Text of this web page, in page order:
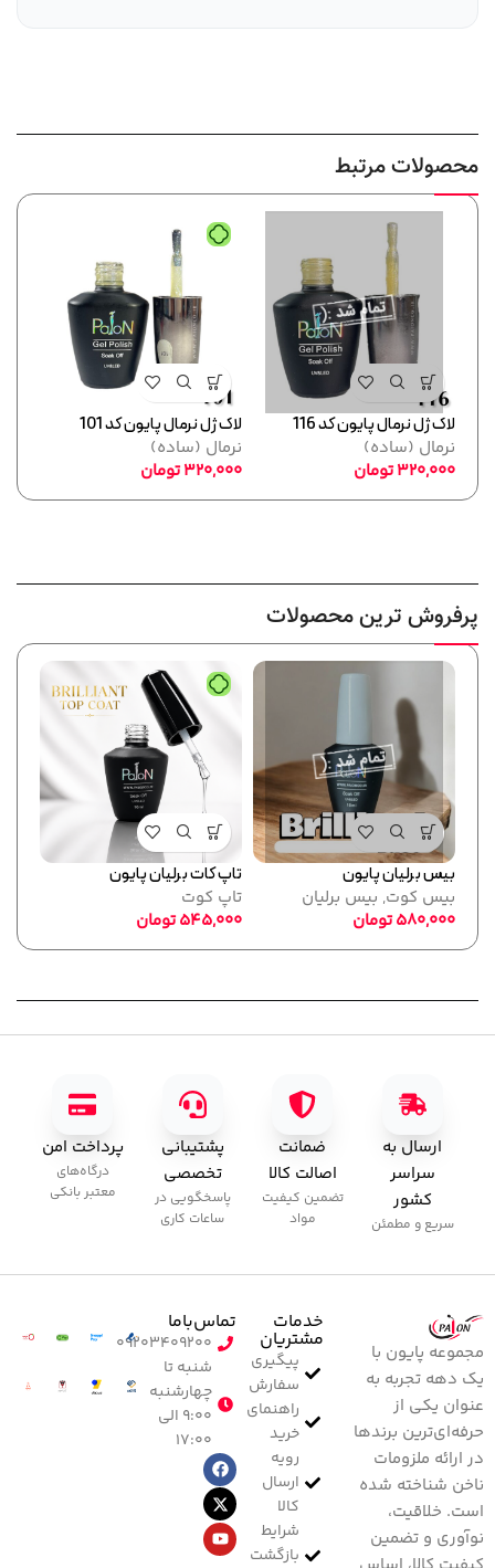
محصولات مرتبط
لاک ژل نرمال پایون کد 116
نرمال (ساده)
320,000تومان
لاک ژل نرمال پایون کد 101
نرمال (ساده)
320,000تومان
پرفروش ترین محصولات
بیس برلیان پایون
بیس کوت, بیس برلیان
580,000تومان
تاپ کات برلیان پایون
تاپ کوت
545,000تومان
ارسال به
سراسر
کشور
سریع و مطمئن
ضمانت
اصالت کالا
تضمین کیفیت
مواد
پشتیبانی
تخصصی
پاسخگویی در
ساعات کاری
پرداخت امن
درگاه‌های
معتبر بانکی
مجموعه پایون با
یک دهه تجربه به
عنوان یکی از
حرفه‌ای‌ترین برندها
در ارائه ملزومات
ناخن شناخته شده
است. خلاقیت،
نوآوری و تضمین
خدمات
مشتریان
پیگیری
سفارش
راهنمای
خرید
رویه
ارسال
کالا
شرایط
بازگشت
تماس‌با‌ما
۰۹۲۰۳۴۰۹۲۰۰
شنبه تا
چهارشنبه
۹:۰۰ الی
۱۷:۰۰